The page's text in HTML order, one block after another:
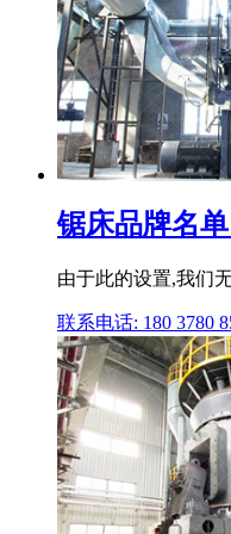
锯床品牌名
由于此的设置,我们
联系电话: 180 3780